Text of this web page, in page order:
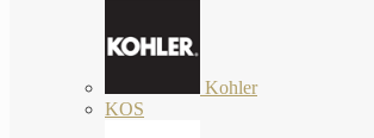
Kohler
KOS